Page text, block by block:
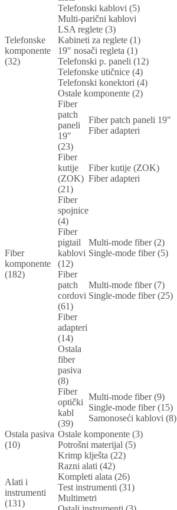
Telefonske
komponente
(32)
Telefonski kablovi (5)
Multi-parični kablovi
LSA reglete (3)
Kabineti za reglete (1)
19" nosači regleta (1)
Telefonski p. paneli (12)
Telefonske utičnice (4)
Telefonski konektori (4)
Ostale komponente (2)
Fiber
komponente
(182)
Fiber
patch
paneli
19"
(23)
Fiber patch paneli 19"
Fiber adapteri
Fiber
kutije
(ZOK)
(21)
Fiber kutije (ZOK)
Fiber adapteri
Fiber
spojnice
(4)
Fiber
pigtail
kablovi
(12)
Multi-mode fiber (2)
Single-mode fiber (5)
Fiber
patch
cordovi
(61)
Multi-mode fiber (7)
Single-mode fiber (25)
Fiber
adapteri
(14)
Ostala
fiber
pasiva
(8)
Fiber
optički
kabl
(39)
Multi-mode fiber (9)
Single-mode fiber (15)
Samonoseći kablovi (8)
Ostala pasiva
(10)
Ostale komponente (3)
Potrošni materijal (5)
Alati i
instrumenti
(131)
Krimp klješta (22)
Razni alati (42)
Kompleti alata (26)
Test instrumenti (31)
Multimetri